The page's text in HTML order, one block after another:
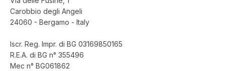
Carobbio degli Angeli
24060 - Bergamo - Italy
Iscr. Reg. Impr. di BG 03169850165
R.E.A. di BG n° 355496
Mec n° BG061862